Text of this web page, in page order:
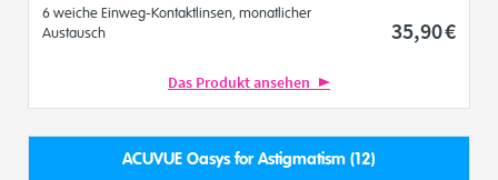
6 weiche Einweg-Kontaktlinsen, monatlicher
Austausch
35,90€
Das Produkt ansehen
ACUVUE Oasys for Astigmatism (12)